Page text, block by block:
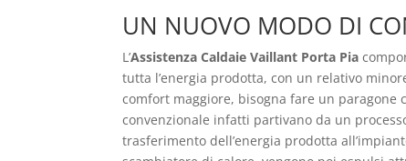
UN NUOVO MODO DI
L’Assistenza Caldaie Vaillant Porta Pia
tutta l’energia prodotta, con un relativo
comfort maggiore, bisogna fare un
convenzionale infatti partivano da un
trasferimento dell’energia prodotta